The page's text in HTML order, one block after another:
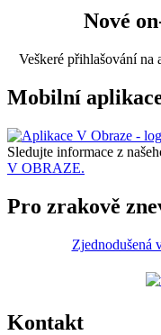
Nové
Veškeré přihlašování na
Mobilní
Sledujte informace z
V OBRAZE.
Pro zrakově
Zjednodušená
Kontakt